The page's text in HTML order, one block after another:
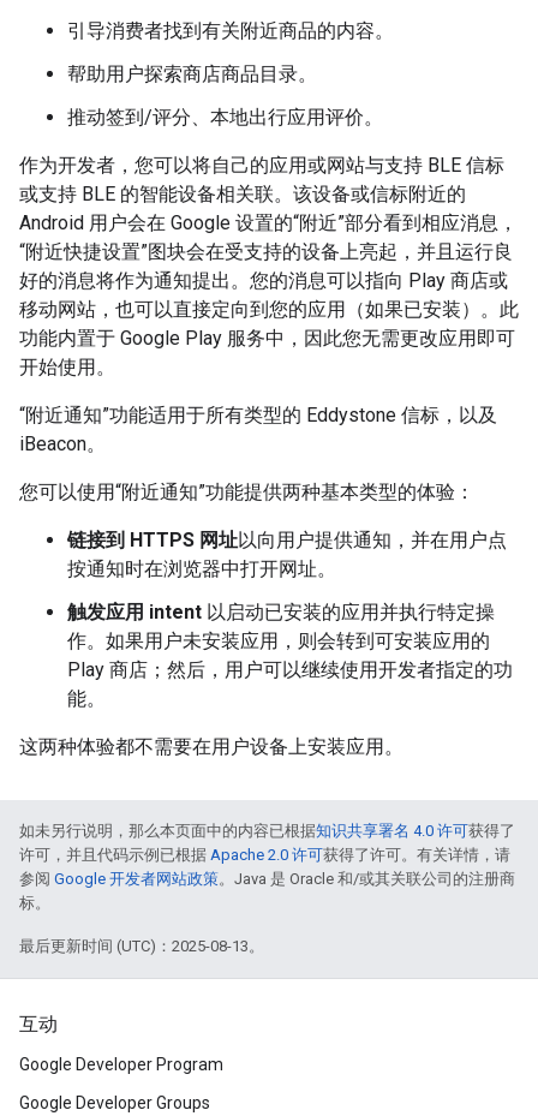
引导消费者找到有关附近商品的内容。
帮助用户探索商店商品目录。
推动签到/评分、本地出行应用评价。
作为开发者，您可以将自己的应用或网站与支持 BLE 信标
或支持 BLE 的智能设备相关联。该设备或信标附近的
Android 用户会在 Google 设置的“附近”部分看到相应消息，
“附近快捷设置”图块会在受支持的设备上亮起，并且运行良
好的消息将作为通知提出。您的消息可以指向 Play 商店或
移动网站，也可以直接定向到您的应用（如果已安装）。此
功能内置于 Google Play 服务中，因此您无需更改应用即可
开始使用。
“附近通知”功能适用于所有类型的 Eddystone 信标，以及
iBeacon。
您可以使用“附近通知”功能提供两种基本类型的体验：
链接到 HTTPS 网址以向用户提供通知，并在用户点
按通知时在浏览器中打开网址。
触发应用 intent 以启动已安装的应用并执行特定操
作。如果用户未安装应用，则会转到可安装应用的
Play 商店；然后，用户可以继续使用开发者指定的功
能。
这两种体验都不需要在用户设备上安装应用。
如未另行说明，那么本页面中的内容已根据知识共享署名 4.0 许可获得了
许可，并且代码示例已根据 Apache 2.0 许可获得了许可。有关详情，请
参阅 Google 开发者网站政策。Java 是 Oracle 和/或其关联公司的注册商
标。
最后更新时间 (UTC)：2025-08-13。
互动
Google Developer Program
Google Developer Groups